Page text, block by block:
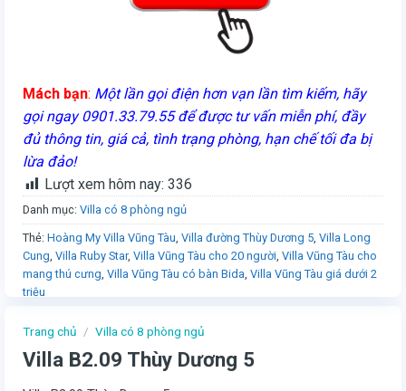
Trang chủ / Villa có 8 phòng ngủ
Villa B2.09 Thùy Dương 5
Mách bạn: Một lần gọi điện hơn vạn lần tìm kiếm, hãy
gọi ngay 0901.33.79.55 để được tư vấn miễn phí, đầy
đủ thông tin, giá cả, tình trạng phòng, hạn chế tối đa bị
lừa đảo!
Lượt xem hôm nay: 336
Danh mục: Villa có 8 phòng ngủ
Thẻ: Hoàng My Villa Vũng Tàu, Villa đường Thùy Dương 5, Villa Long
Cung, Villa Ruby Star, Villa Vũng Tàu cho 20 người, Villa Vũng Tàu cho
mang thú cưng, Villa Vũng Tàu có bàn Bida, Villa Vũng Tàu giá dưới 2
triệu